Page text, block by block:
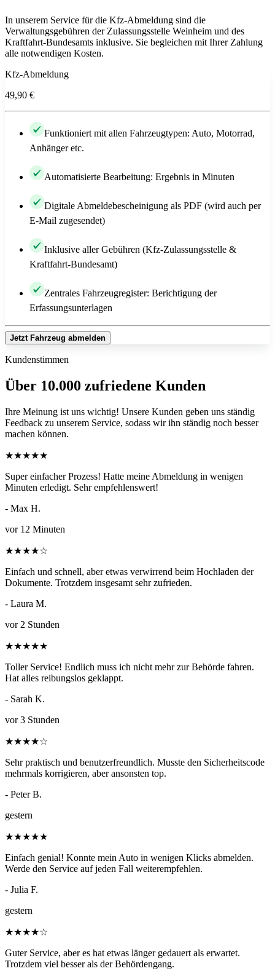
In unserem Service für die Kfz-Abmeldung sind die
Verwaltungsgebühren der Zulassungsstelle Weinheim und des
Kraftfahrt-Bundesamts inklusive. Sie begleichen mit Ihrer Zahlung
alle notwendigen Kosten.
Kfz-Abmeldung
49,90 €
Funktioniert mit allen Fahrzeugtypen: Auto, Motorrad,
Anhänger etc.
Automatisierte Bearbeitung: Ergebnis in Minuten
Digitale Abmeldebescheinigung als PDF (wird auch per
E-Mail zugesendet)
Inklusive aller Gebühren (Kfz-Zulassungsstelle &
Kraftfahrt-Bundesamt)
Zentrales Fahrzeugregister: Berichtigung der
Erfassungsunterlagen
Jetzt Fahrzeug abmelden
Kundenstimmen
Über 10.000 zufriedene Kunden
Ihre Meinung ist uns wichtig! Unsere Kunden geben uns ständig
Feedback zu unserem Service, sodass wir ihn ständig noch besser
machen können.
★★★★★
Super einfacher Prozess! Hatte meine Abmeldung in wenigen
Minuten erledigt. Sehr empfehlenswert!
- Max H.
vor 12 Minuten
★★★★☆
Einfach und schnell, aber etwas verwirrend beim Hochladen der
Dokumente. Trotzdem insgesamt sehr zufrieden.
- Laura M.
vor 2 Stunden
★★★★★
Toller Service! Endlich muss ich nicht mehr zur Behörde fahren.
Hat alles reibungslos geklappt.
- Sarah K.
vor 3 Stunden
★★★★☆
Sehr praktisch und benutzerfreundlich. Musste den Sicherheitscode
mehrmals korrigieren, aber ansonsten top.
- Peter B.
gestern
★★★★★
Einfach genial! Konnte mein Auto in wenigen Klicks abmelden.
Werde den Service auf jeden Fall weiterempfehlen.
- Julia F.
gestern
★★★★☆
Guter Service, aber es hat etwas länger gedauert als erwartet.
Trotzdem viel besser als der Behördengang.